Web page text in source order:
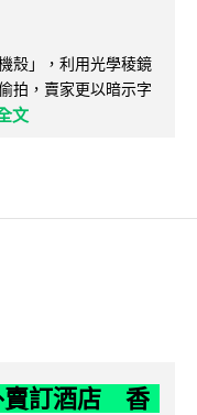
殼」，利用光學稜鏡
拍，賣家更以暗示字
文
賣訂酒店 香